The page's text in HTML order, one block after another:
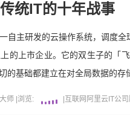
统IT的十年战事
自主研发的云操作系统，调度
的上市企业。它的双生子的「
基础都建立在对全局数据的存
师 浏览: 互联网 阿里云 IT公司